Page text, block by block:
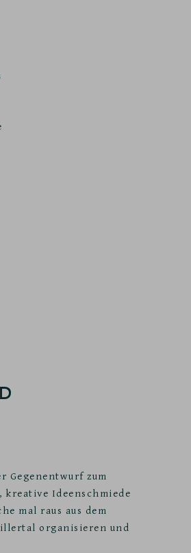
Gegenentwurf zum
Ideenschmiede
mal raus aus dem
organisieren und